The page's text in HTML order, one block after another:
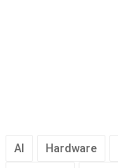
AI Hardware